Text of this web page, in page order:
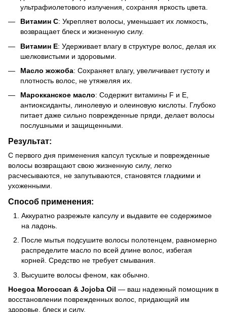
ультрафиолетового излучения, сохраняя яркость цвета.
Витамин С: Укрепляет волосы, уменьшает их ломкость,
возвращает блеск и жизненную силу.
Витамин Е: Удерживает влагу в структуре волос, делая их
шелковистыми и здоровыми.
Масло жожоба: Сохраняет влагу, увеличивает густоту и
плотность волос, не утяжеляя их.
Марокканское масло: Содержит витамины F и Е,
антиоксиданты, линолевую и олеиновую кислоты. Глубоко
питает даже сильно поврежденные пряди, делает волосы
послушными и защищенными.
Результат:
С первого дня применения капсул тусклые и поврежденные
волосы возвращают свою жизненную силу, легко
расчесываются, не запутываются, становятся гладкими и
ухоженными.
Способ применения:
Аккуратно разрежьте капсулу и выдавите ее содержимое
на ладонь.
После мытья подсушите волосы полотенцем, равномерно
распределите масло по всей длине волос, избегая
корней. Средство не требует смывания.
Высушите волосы феном, как обычно.
Hoegoa Moroccan & Jojoba Oil — ваш надежный помощник в
восстановлении поврежденных волос, придающий им
здоровье, блеск и силу.